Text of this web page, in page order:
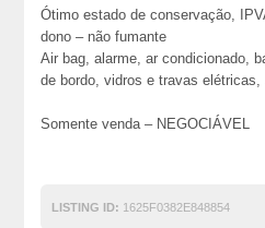
Ótimo estado de conservação,
dono – não fumante
Air bag, alarme, ar condicionado,
de bordo, vidros e travas elétricas,
Somente venda – NEGOCIÁVEL
LISTING ID: 1625F0382E848854